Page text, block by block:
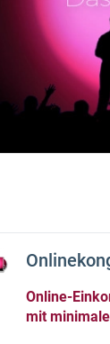
Online-
mit